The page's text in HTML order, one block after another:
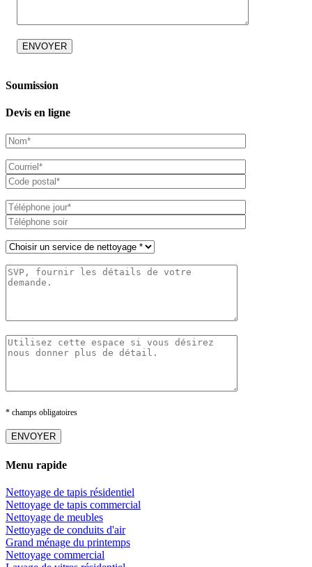
Soumission
Devis en ligne
* champs obligatoires
Menu rapide
Nettoyage de tapis résidentiel
Nettoyage de tapis commercial
Nettoyage de meubles
Nettoyage de conduits d'air
Grand ménage du printemps
Nettoyage commercial